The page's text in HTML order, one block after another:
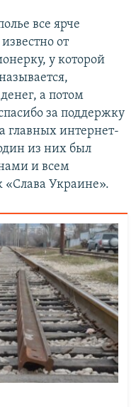
все ярче
от
у которой
а потом
за поддержку
главных интернет-
из них был
и всем
«Слава Украине».